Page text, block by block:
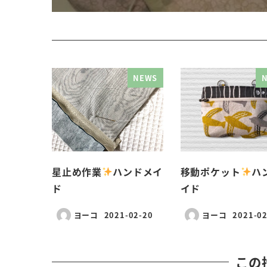
NEWS
星止め作業
ハンドメイ
ド
ヨーコ 2021-02-20
移動ポケット
ハ
イド
ヨーコ 2021-
この